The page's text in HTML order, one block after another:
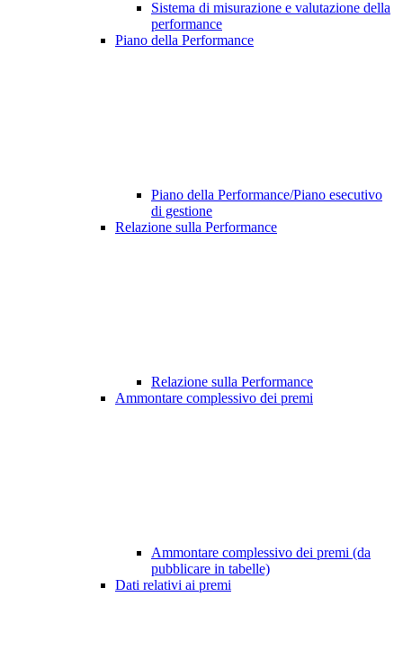
Sistema di misurazione e valutazione della
performance
Piano della Performance
Piano della Performance/Piano esecutivo
di gestione
Relazione sulla Performance
Relazione sulla Performance
Ammontare complessivo dei premi
Ammontare complessivo dei premi (da
pubblicare in tabelle)
Dati relativi ai premi